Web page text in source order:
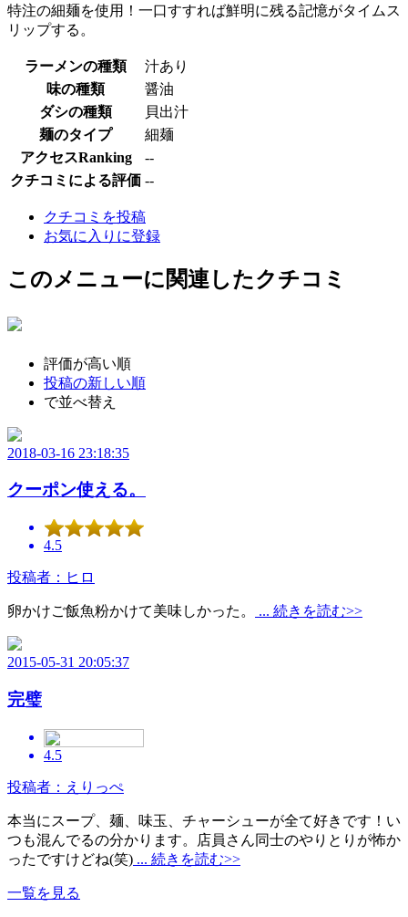
特注の細麺を使用！一口すすれば鮮明に残る記憶がタイムス
リップする。
ラーメンの種類
汁あり
味の種類
醤油
ダシの種類
貝出汁
麺のタイプ
細麺
アクセスRanking
--
クチコミによる評価 --
クチコミを投稿
お気に入りに登録
このメニューに関連したクチコミ
評価が高い順
投稿の新しい順
で並べ替え
2018-03-16 23:18:35
クーポン使える。
4.5
投稿者：ヒロ
卵かけご飯魚粉かけて美味しかった。 ... 続きを読む>>
2015-05-31 20:05:37
完璧
4.5
投稿者：えりっぺ
本当にスープ、麺、味玉、チャーシューが全て好きです！い
つも混んでるの分かります。店員さん同士のやりとりが怖か
ったですけどね(笑) ... 続きを読む>>
一覧を見る